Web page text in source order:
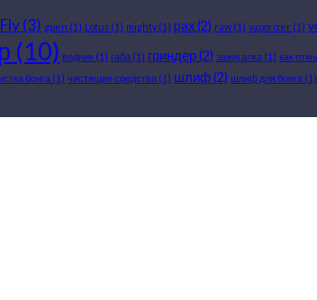
(3) gpen (1) Lotus (1) mighty(1) pax(2) raw (1) vaporizer (1)
(10) водник (1) габа (1) гриндер(2) зажигалка (1) как
бонга (1) чистящие средства (1) шлиф(2) шлиф для бонга (1)